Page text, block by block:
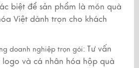
biệt để sản phẩm là món quà
Việt dành trọn cho khách
doanh nghiệp trọn gói: Tư vấn
logo và cá nhân hóa hộp quà